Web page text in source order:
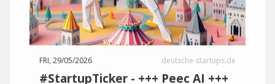
FRI, 29/05/2026 deutsche-startups.de
#StartupTicker - +++ Peec AI +++